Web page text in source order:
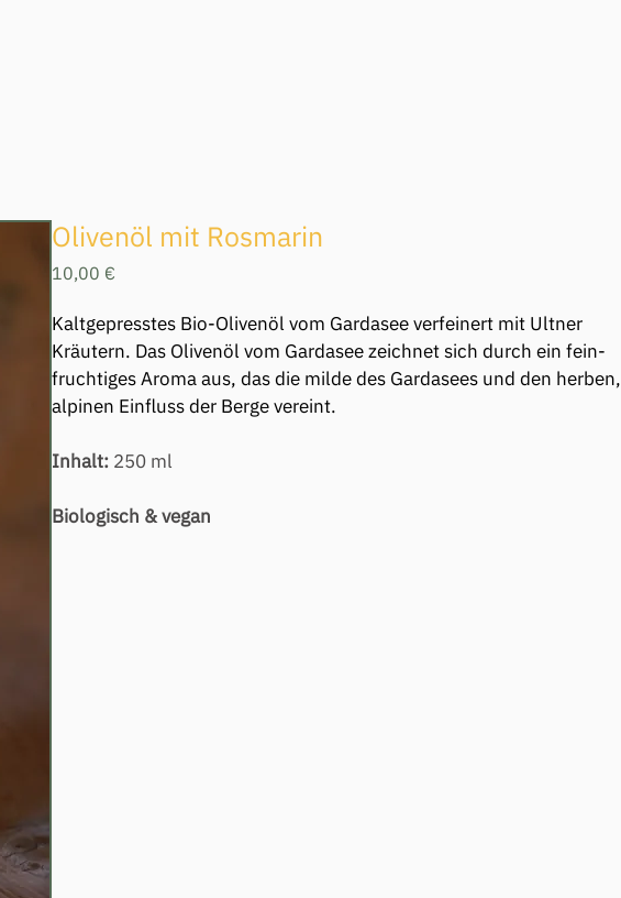
Olivenöl mit Rosmarin
10,00 €Preis
Kaltgepresstes Bio-Olivenöl vom Gardasee verfeinert mit Ultner
Kräutern. Das Olivenöl vom Gardasee zeichnet sich durch ein fein-
fruchtiges Aroma aus, das die milde des Gardasees und den herben,
alpinen Einfluss der Berge vereint.
Inhalt: 250 ml
Biologisch & vegan